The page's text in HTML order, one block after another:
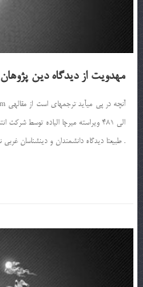
مهدویت از دیدگاه دین
. طبیعتا دیدگاه دانشمندان و دین‏شناسان